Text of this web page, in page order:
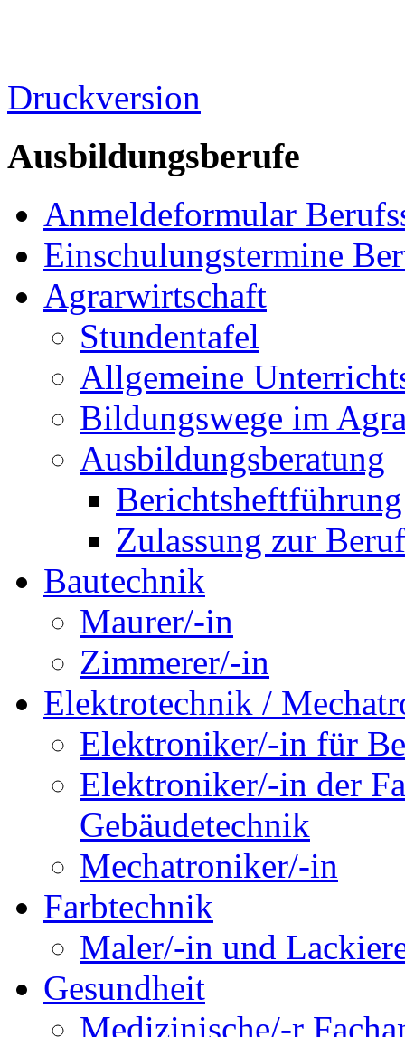
Druckversion
Ausbildungsberufe
Anmeldeformular
Einschulungstermine
Agrarwirtschaft
Stundentafel
Allgemeine
Bildungswege im
Ausbildungsberatung
Berichtsheftführung
Zulassung zur
Bautechnik
Maurer/-in
Zimmerer/-in
Elektrotechnik /
Elektroniker/-in für
Elektroniker/-in der
Gebäudetechnik
Mechatroniker/-in
Farbtechnik
Maler/-in und
Gesundheit
Medizinische/-r